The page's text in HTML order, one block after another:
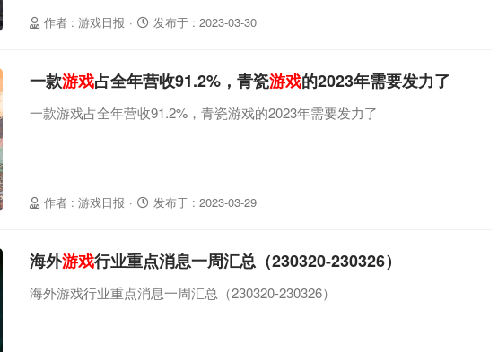
作者 : 游戏日报 · 发布于 : 2023-03-30
作者 : 游戏日报 · 发布于 : 2023-03-29
一款游戏占全年营收91.2%，青瓷游戏的2023年需要发力了
一款游戏占全年营收91.2%，青瓷游戏的2023年需要发力了
海外游戏行业重点消息一周汇总（230320-230326）
海外游戏行业重点消息一周汇总（230320-230326）